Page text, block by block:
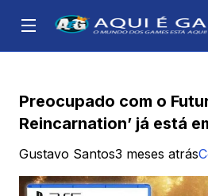
Preocupado com o
Reincarnation’ já está
Gustavo Santos3 meses atrás